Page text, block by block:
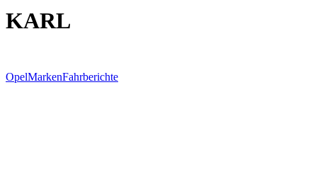
KARL
OpelMarkenFahrberichte